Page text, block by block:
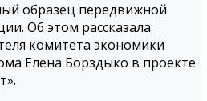
образец передвижной
Об этом рассказала
комитета экономики
Елена Борздыко в проекте